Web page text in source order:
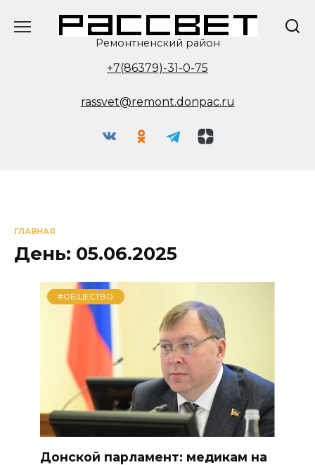
Ремонтненский район
+7(86379)-31-0-75
rassvet@remont.donpac.ru
ГЛАВНАЯ
День: 05.06.2025
#ОБЩЕСТВО
Донской парламент: медикам на